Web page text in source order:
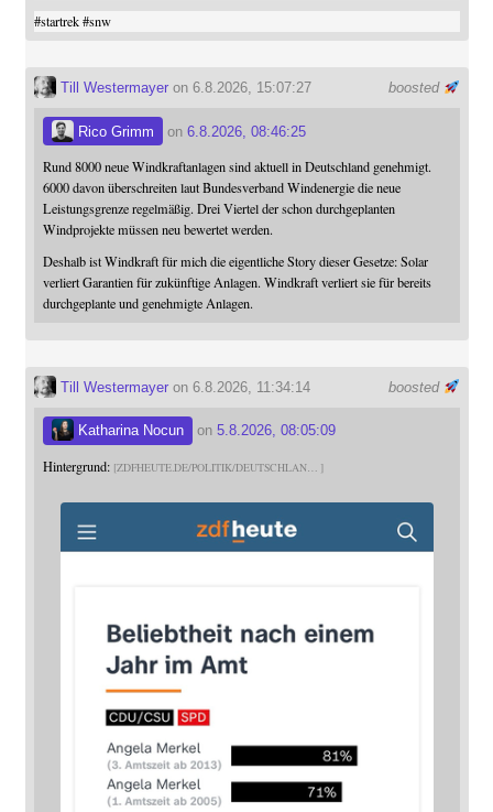
#startrek #snw
boosted
Till Westermayeron 6.8.2026, 15:07:27
Rico Grimm on 6.8.2026, 08:46:25
Rund 8000 neue Windkraftanlagen sind aktuell in Deutschland genehmigt.
6000 davon überschreiten laut Bundesverband Windenergie die neue
Leistungsgrenze regelmäßig. Drei Viertel der schon durchgeplanten
Windprojekte müssen neu bewertet werden.
Deshalb ist Windkraft für mich die eigentliche Story dieser Gesetze: Solar
verliert Garantien für zukünftige Anlagen. Windkraft verliert sie für bereits
durchgeplante und genehmigte Anlagen.
boosted
Till Westermayeron 6.8.2026, 11:34:14
Katharina Nocun on 5.8.2026, 08:05:09
Hintergrund: ZDFHEUTE.DE/POLITIK/DEUTSCHLAN